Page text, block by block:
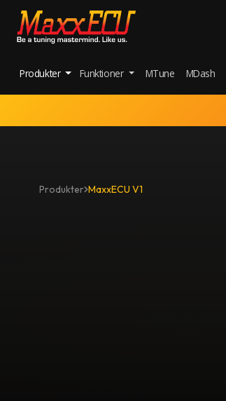
Produkter Funktioner MTune MDash
Produkter MaxxECU V1